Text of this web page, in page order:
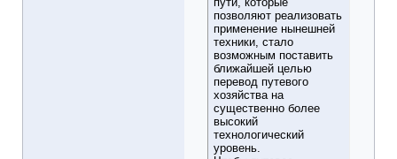
позволяют реализовать
применение нынешней
техники, стало
возможным поставить
ближайшей целью
перевод путевого
хозяйства на
существенно более
высокий
технологический
уровень.